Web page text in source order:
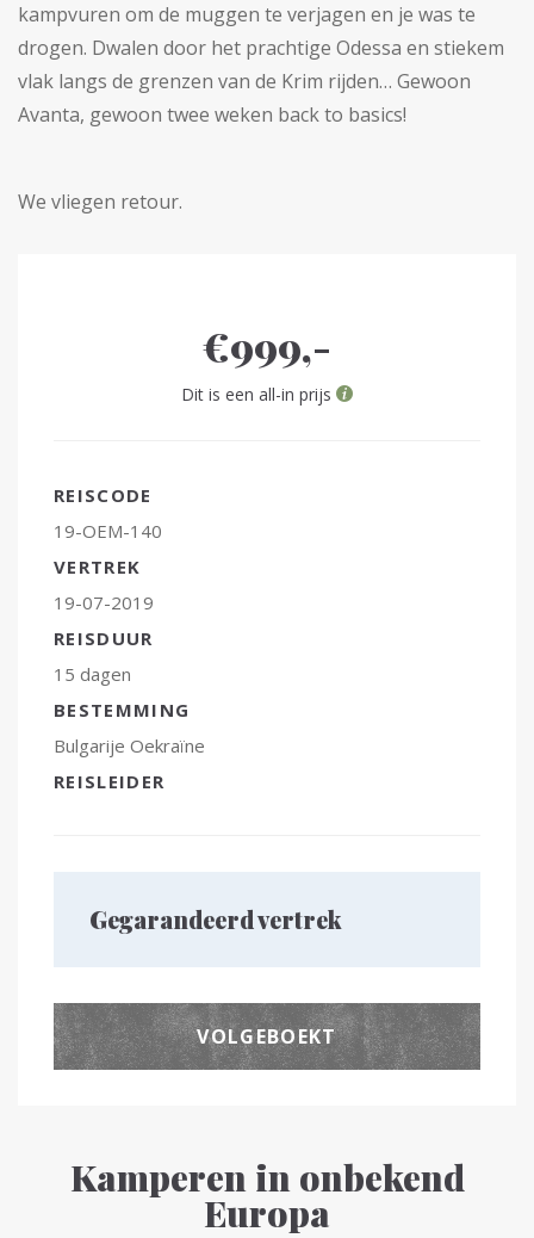
kampvuren om de muggen te verjagen en je was te
drogen. Dwalen door het prachtige Odessa en stiekem
vlak langs de grenzen van de Krim rijden… Gewoon
Avanta, gewoon twee weken back to basics!
We vliegen retour.
€999,-
Dit is een all-in prijs
REISCODE
19-OEM-140
VERTREK
19-07-2019
REISDUUR
15 dagen
BESTEMMING
Bulgarije Oekraïne
REISLEIDER
Gegarandeerd vertrek
VOLGEBOEKT
Kamperen in onbekend
Europa